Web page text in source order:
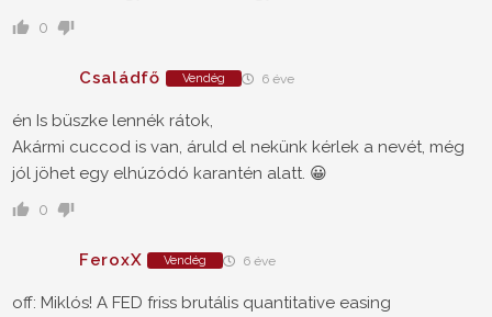
0
Családfő Vendég 6 éve
én Is büszke lennék rátok,
Akármi cuccod is van, áruld el nekünk kérlek a nevét, még
jól jöhet egy elhúzódó karantén alatt. 😀
0
FeroxX Vendég 6 éve
off: Miklós! A FED friss brutális quantitative easing